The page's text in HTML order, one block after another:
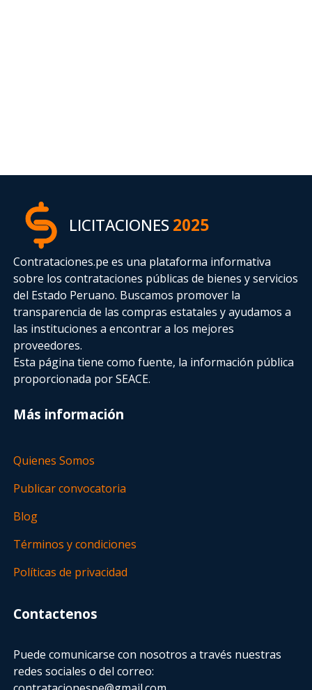
LICITACIONES2025
Contrataciones.pe es una plataforma informativa
sobre los contrataciones públicas de bienes y servicios
del Estado Peruano. Buscamos promover la
transparencia de las compras estatalesy ayudamos a
las instituciones a encontrar a los mejores
proveedores.
Esta página tiene como fuente, la información pública
proporcionada por SEACE.
Más información
Quienes Somos
Publicar convocatoria
Blog
Términos y condiciones
Políticas de privacidad
Contactenos
Puede comunicarse con nosotros a través nuestras
redes sociales o del correo: